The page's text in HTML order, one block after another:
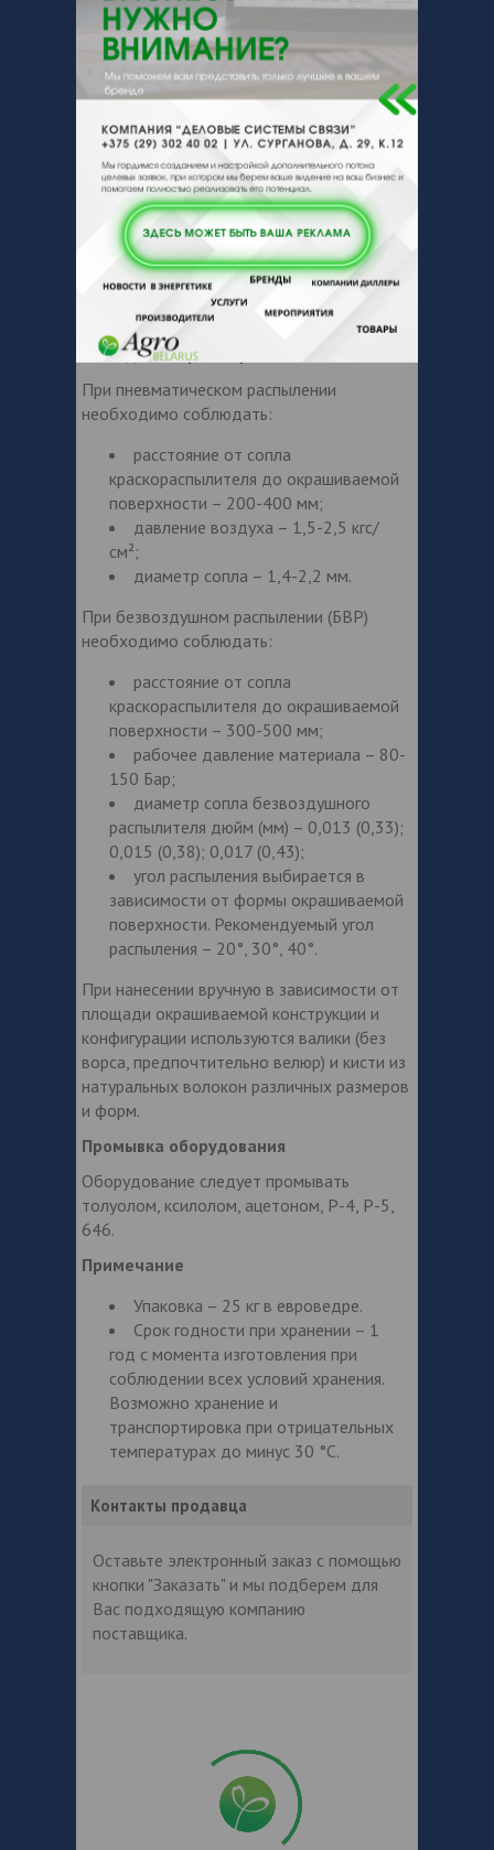
изготовителя пневмо- или
электромиксером не менее 5 минут до
полного исчезновения осадка и
однородности по всему объему, после
чего выдерживается в течение примерно
10 минут до исчезновения пузырей.
Разбавление
При положительных температурах
окружающей среды разбавление
материала не требуется. При
необходимости применяются
растворители – толуол, ксилол, орто-
ксилол.
Методы и параметры нанесения
При пневматическом распылении
необходимо соблюдать:
расстояние от сопла
краскораспылителя до окрашиваемой
поверхности – 200-400 мм;
давление воздуха – 1,5-2,5 кгс/
см²;
диаметр сопла – 1,4-2,2 мм.
При безвоздушном распылении (БВР)
необходимо соблюдать:
расстояние от сопла
краскораспылителя до окрашиваемой
поверхности – 300-500 мм;
рабочее давление материала – 80-
150 Бар;
диаметр сопла безвоздушного
распылителя дюйм (мм) – 0,013 (0,33);
0,015 (0,38); 0,017 (0,43);
угол распыления выбирается в
зависимости от формы окрашиваемой
поверхности. Рекомендуемый угол
распыления – 20°, 30°, 40°.
При нанесении вручную в зависимости от
площади окрашиваемой конструкции и
конфигурации используются валики (без
ворса, предпочтительно велюр) и кисти из
натуральных волокон различных размеров
и форм.
Промывка оборудования
Оборудование следует промывать
толуолом, ксилолом, ацетоном, Р-4, Р-5,
646.
Примечание
Упаковка – 25 кг в евроведре.
Срок годности при хранении – 1
год с момента изготовления при
соблюдении всех условий хранения.
Возможно хранение и
транспортировка при отрицательных
температурах до минус 30 °С.
Контакты продавца
Оставьте электронный заказ с помощью
кнопки "Заказать" и мы подберем для
Вас подходящую компанию
поставщика.